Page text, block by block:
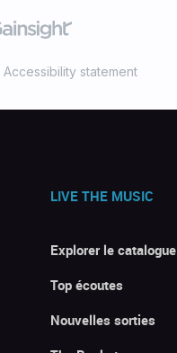
Accessibility statement
LIVE THE MUSIC
Explorer le catalogue
Top écoutes
Nouvelles sorties